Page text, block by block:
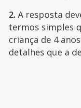
2. A resposta
termos simples
criança de 4
detalhes que a